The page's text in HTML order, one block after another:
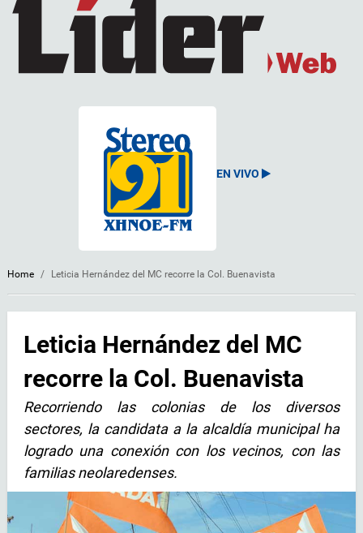
EN VIVO
Home / Leticia Hernández del MC recorre la Col. Buenavista
Leticia Hernández del MC
recorre la Col. Buenavista
Recorriendo las colonias de los diversos
sectores, la candidata a la alcaldía municipal ha
logrado una conexión con los vecinos, con las
familias neolaredenses.